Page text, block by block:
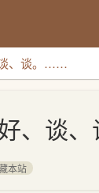
谈、谈。……
好、谈
本站